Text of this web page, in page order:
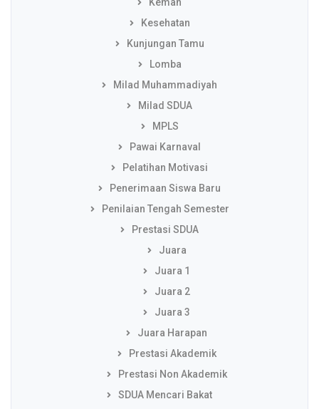
Kemah
Kesehatan
Kunjungan Tamu
Lomba
Milad Muhammadiyah
Milad SDUA
MPLS
Pawai Karnaval
Pelatihan Motivasi
Penerimaan Siswa Baru
Penilaian Tengah Semester
Prestasi SDUA
Juara
Juara 1
Juara 2
Juara 3
Juara Harapan
Prestasi Akademik
Prestasi Non Akademik
SDUA Mencari Bakat